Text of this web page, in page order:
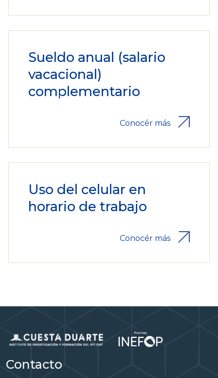
Sueldo anual (salario
vacacional)
complementario
Conocér más
Uso del celular en
horario de trabajo
Conocér más
Contacto